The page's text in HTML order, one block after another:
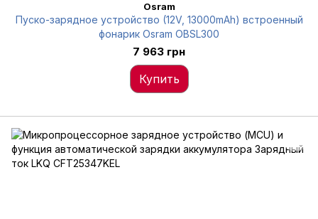
Osram
Пуско-зарядное устройство (12V, 13000mAh) встроенный
фонарик Osram OBSL300
7 963 грн
Купить